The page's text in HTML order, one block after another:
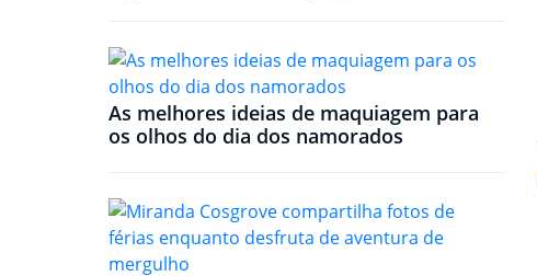
As melhores ideias de maquiagem para
os olhos do dia dos namorados